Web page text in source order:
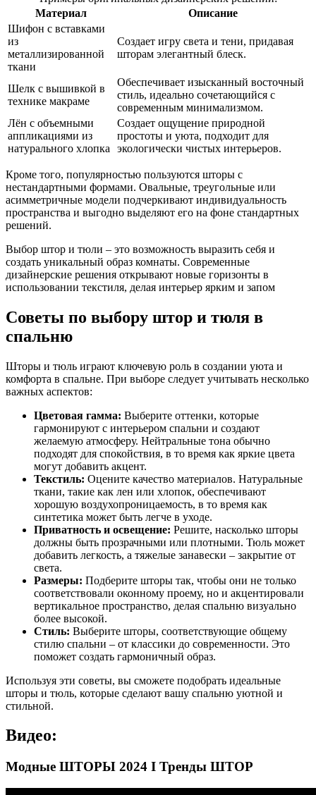
Материал
Описание
Шифон с вставками
из
металлизированной
ткани
Создает игру света и тени, придавая
шторам элегантный блеск.
Шелк с вышивкой в
технике макраме
Обеспечивает изысканный восточный
стиль, идеально сочетающийся с
современным минимализмом.
Лён с объемными
аппликациями из
натурального хлопка
Создает ощущение природной
простоты и уюта, подходит для
экологически чистых интерьеров.
Кроме того, популярностью пользуются шторы с
нестандартными формами. Овальные, треугольные или
асимметричные модели подчеркивают индивидуальность
пространства и выгодно выделяют его на фоне стандартных
решений.
Выбор штор и тюли – это возможность выразить себя и
создать уникальный образ комнаты. Современные
дизайнерские решения открывают новые горизонты в
использовании текстиля, делая интерьер ярким и запом
Советы по выбору штор и тюля в
спальню
Шторы и тюль играют ключевую роль в создании уюта и
комфорта в спальне. При выборе следует учитывать несколько
важных аспектов:
Цветовая гамма: Выберите оттенки, которые
гармонируют с интерьером спальни и создают
желаемую атмосферу. Нейтральные тона обычно
подходят для спокойствия, в то время как яркие цвета
могут добавить акцент.
Текстиль: Оцените качество материалов. Натуральные
ткани, такие как лен или хлопок, обеспечивают
хорошую воздухопроницаемость, в то время как
синтетика может быть легче в уходе.
Приватность и освещение: Решите, насколько шторы
должны быть прозрачными или плотными. Тюль может
добавить легкость, а тяжелые занавески – закрытие от
света.
Размеры: Подберите шторы так, чтобы они не только
соответствовали оконному проему, но и акцентировали
вертикальное пространство, делая спальню визуально
более высокой.
Стиль: Выберите шторы, соответствующие общему
стилю спальни – от классики до современности. Это
поможет создать гармоничный образ.
Используя эти советы, вы сможете подобрать идеальные
шторы и тюль, которые сделают вашу спальню уютной и
стильной.
Видео:
Модные ШТОРЫ 2024 I Тренды ШТОР